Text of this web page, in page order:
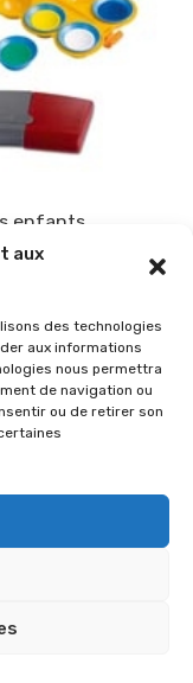
aux
des technologies
aux informations
nous permettra
de navigation ou
ou de retirer son
enfants